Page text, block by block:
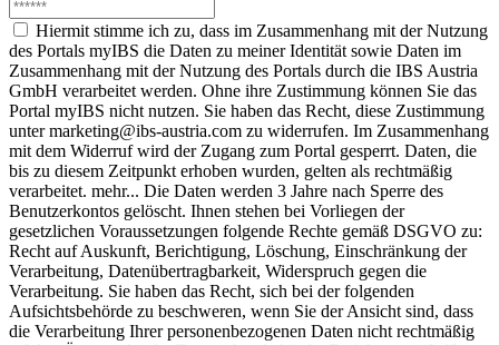
Hiermit stimme ich zu, dass im Zusammenhang mit der Nutzung
des Portals myIBS die Daten zu meiner Identität sowie Daten im
Zusammenhang mit der Nutzung des Portals durch die IBS Austria
GmbH verarbeitet werden. Ohne ihre Zustimmung können Sie das
Portal myIBS nicht nutzen. Sie haben das Recht, diese Zustimmung
unter marketing@ibs-austria.com zu widerrufen. Im Zusammenhang
mit dem Widerruf wird der Zugang zum Portal gesperrt. Daten, die
bis zu diesem Zeitpunkt erhoben wurden, gelten als rechtmäßig
verarbeitet. mehr... Die Daten werden 3 Jahre nach Sperre des
Benutzerkontos gelöscht. Ihnen stehen bei Vorliegen der
gesetzlichen Voraussetzungen folgende Rechte gemäß DSGVO zu:
Recht auf Auskunft, Berichtigung, Löschung, Einschränkung der
Verarbeitung, Datenübertragbarkeit, Widerspruch gegen die
Verarbeitung. Sie haben das Recht, sich bei der folgenden
Aufsichtsbehörde zu beschweren, wenn Sie der Ansicht sind, dass
die Verarbeitung Ihrer personenbezogenen Daten nicht rechtmäßig